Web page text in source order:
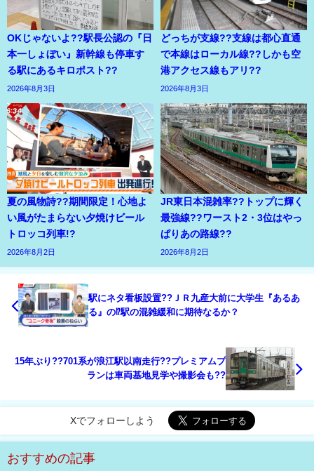
OKじゃないよ??駅長公認の『日
本一しょぼい』新幹線も停車す
る駅にあるキロポスト??
2026年8月3日
どっちが支線??支線は都心直通
で本線はローカル線??しかも空
港アクセス線もアリ??
2026年8月3日
夏の風物詩??期間限定！心地よ
い風がたまらない夕焼けビール
トロッコ列車!?
2026年8月2日
JR東日本混雑率??トップに輝く
最強線??ワースト2・3位はやっ
ぱりあの路線??
2026年8月2日
駅にネタ看板設置??ＪＲ九産大前に大学生『あるあ
る』の⁉駅の混雑緩和に期待なるか？
15年ぶり??701系が浪江駅以南走行??プレミアムプ
ランは車両基地見学や撮影会も??
Xでフォローしよう
おすすめの記事